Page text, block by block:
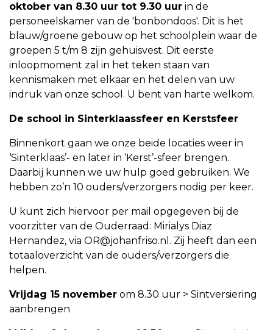
oktober van 8.30 uur tot 9.30 uur in de
personeelskamer van de 'bonbondoos'. Dit is het
blauw/groene gebouw op het schoolplein waar de
groepen 5 t/m 8 zijn gehuisvest. Dit eerste
inloopmoment zal in het teken staan van
kennismaken met elkaar en het delen van uw
indruk van onze school. U bent van harte welkom.
De school in Sinterklaassfeer en Kerstsfeer
Binnenkort gaan we onze beide locaties weer in
‘Sinterklaas’- en later in ‘Kerst’-sfeer brengen.
Daarbij kunnen we uw hulp goed gebruiken. We
hebben zo’n 10 ouders/verzorgers nodig per keer.
U kunt zich hiervoor per mail opgegeven bij de
voorzitter van de Ouderraad: Mirialys Diaz
Hernandez, via OR@johanfriso.nl. Zij heeft dan een
totaaloverzicht van de ouders/verzorgers die
helpen.
Vrijdag 15 november om 8.30 uur > Sintversiering
aanbrengen